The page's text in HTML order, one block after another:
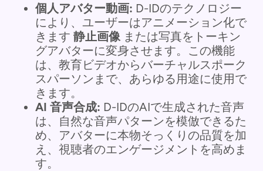
個人アバター動画: D-IDのテクノロジー
により、ユーザーはアニメーション化で
きます 静止画像または写真をトーキン
グアバターに変身させます。この機能
は、教育ビデオからバーチャルスポーク
スパーソンまで、あらゆる用途に使用で
きます。
AI 音声合成: D-IDのAIで生成された音声
は、自然な音声パターンを模倣できるた
め、アバターに本物そっくりの品質を加
え、視聴者のエンゲージメントを高めま
す。